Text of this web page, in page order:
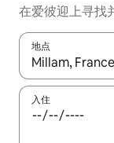
在爱彼迎上寻找
地点
如有搜索结果，
入住